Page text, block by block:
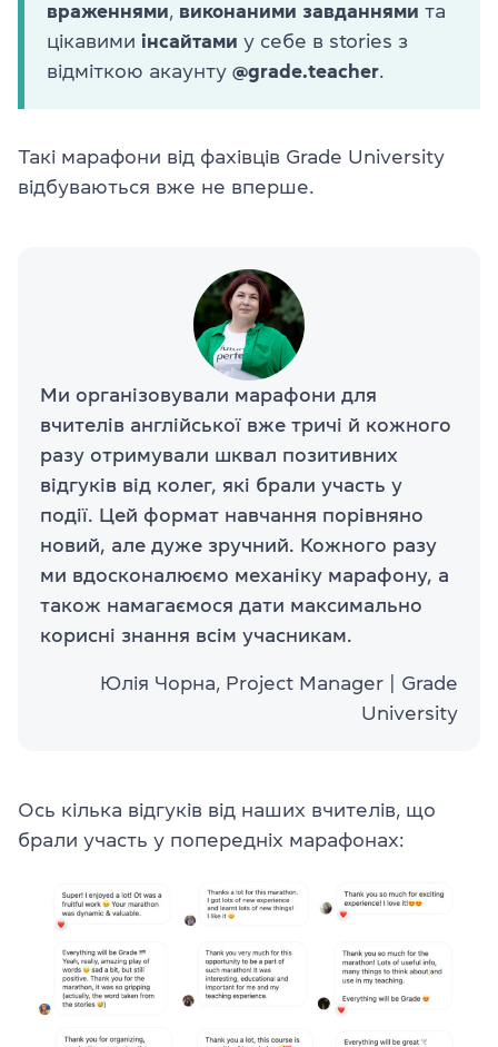
враженнями, виконаними завданнями та
цікавими інсайтами у себе в stories з
відміткою акаунту @grade.teacher.
Такі марафони від фахівців Grade University
відбуваються вже не вперше.
Ми організовували марафони для
вчителів англійської вже тричі й кожного
разу отримували шквал позитивних
відгуків від колег, які брали участь у
події. Цей формат навчання порівняно
новий, але дуже зручний. Кожного разу
ми вдосконалюємо механіку марафону, а
також намагаємося дати максимально
корисні знання всім учасникам.
Юлія Чорна, Project Manager | Grade
University
Ось кілька відгуків від наших вчителів, що
брали участь у попередніх марафонах: